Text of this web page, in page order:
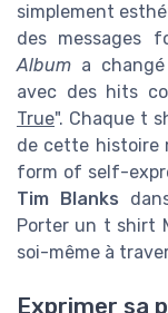
simplement
des messages
Album a
avec des hits
True". Chaque t
de cette histoire
form of self-
Tim Blanks
Porter un t shirt
soi-même à
Exprimer sa